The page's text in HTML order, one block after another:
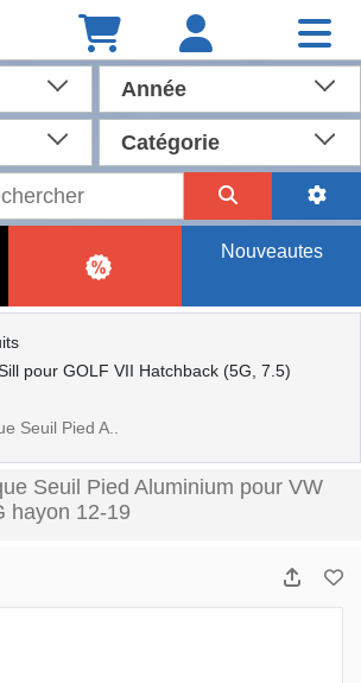
Année
Catégorie
Nouveautes
pour GOLF VII Hatchback (5G, 7.5)
Seuil Pied A..
Seuil Pied Aluminium pour VW
hayon 12-19